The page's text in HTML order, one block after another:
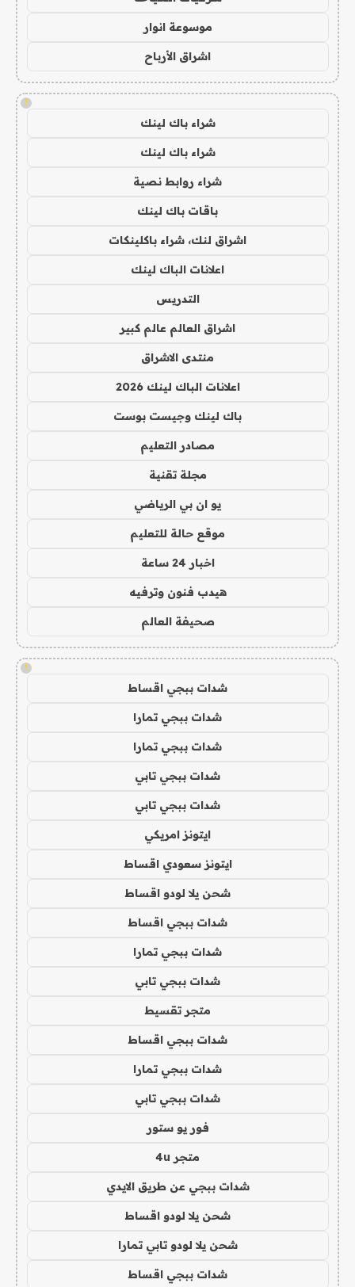
موسوعة انوار
اشراق الأرباح
!
شراء باك لينك
شراء باك لينك
شراء روابط نصية
باقات باك لينك
اشراق لنك، شراء باكلينكات
اعلانات الباك لينك
التدريس
اشراق العالم عالم كبير
منتدى الاشراق
اعلانات الباك لينك 2026
باك لينك وجيست بوست
مصادر التعليم
مجلة تقنية
يو ان بي الرياضي
موقع حالة للتعليم
اخبار 24 ساعة
هيدب فنون وترفيه
صحيفة العالم
!
شدات ببجي اقساط
شدات ببجي تمارا
شدات ببجي تمارا
شدات ببجي تابي
شدات ببجي تابي
ايتونز امريكي
ايتونز سعودي اقساط
شحن يلا لودو اقساط
شدات ببجي اقساط
شدات ببجي تمارا
شدات ببجي تابي
متجر تقسيط
شدات ببجي اقساط
شدات ببجي تمارا
شدات ببجي تابي
فور يو ستور
متجر 4u
شدات ببجي عن طريق الايدي
شحن يلا لودو اقساط
شحن يلا لودو تابي تمارا
شدات ببجي اقساط